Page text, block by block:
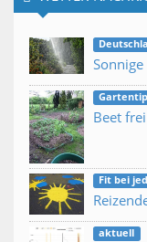
Beet
Fit bei
aktuell